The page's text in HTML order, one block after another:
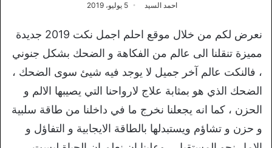
احمد السيد 5 يوليو، 2019
نعرض لكم من خلال موقع احلم اجمل نكت 2019 جديدة
مميزة تنقلنا الى عالم من الفكاهة و الضحك بشكل جنوني
، فالنكت عالم آخر جميل لا يوجد فيه شيئ سوى الضحك ،
الضحك الذي هو بمثابة علاج لارواحنا التي يصيبها الالم و
الحزن ، كما انه يجعلنا نخرج ما في داخلنا من طاقة سلبية
و حزن و تشاؤم ويستبدلها بالطاقة الايجابية و التفاؤل و